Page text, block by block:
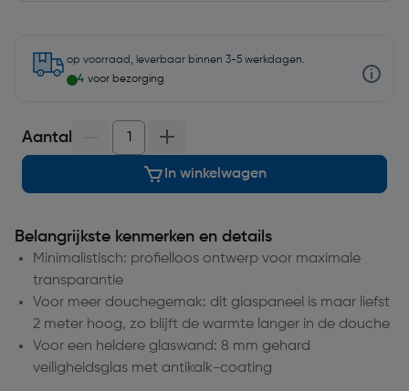
op voorraad, leverbaar binnen 3-5 werkdagen.
4 voor bezorging
Aantal
In winkelwagen
Belangrijkste kenmerken en details
Minimalistisch: profielloos ontwerp voor maximale
transparantie
Voor meer douchegemak: dit glaspaneel is maar liefst
2 meter hoog, zo blijft de warmte langer in de douche
Voor een heldere glaswand: 8 mm gehard
veiligheidsglas met antikalk-coating